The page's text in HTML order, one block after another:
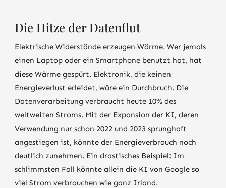
Die Hitze der Datenflut
Elektrische Widerstände erzeugen Wärme. Wer jemals
einen Laptop oder ein Smartphone benutzt hat, hat
diese Wärme gespürt. Elektronik, die keinen
Energieverlust erleidet, wäre ein Durchbruch. Die
Datenverarbeitung verbraucht heute 10% des
weltweiten Stroms. Mit der Expansion der KI, deren
Verwendung nur schon 2022 und 2023 sprunghaft
angestiegen ist, könnte der Energieverbrauch noch
deutlich zunehmen. Ein drastisches Beispiel: Im
schlimmsten Fall könnte allein die KI von Google so
viel Strom verbrauchen wie ganz Irland.